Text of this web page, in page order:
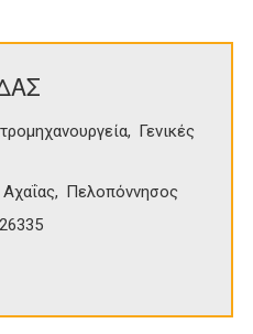
Γενικές
Πελοπόννησος